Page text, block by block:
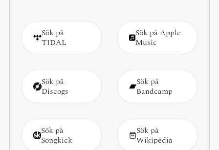
Sök på
TIDAL
Sök på Apple
Music
Sök på
Discogs
Sök på
Bandcamp
Sök på
Songkick
Sök på
Wikipedia